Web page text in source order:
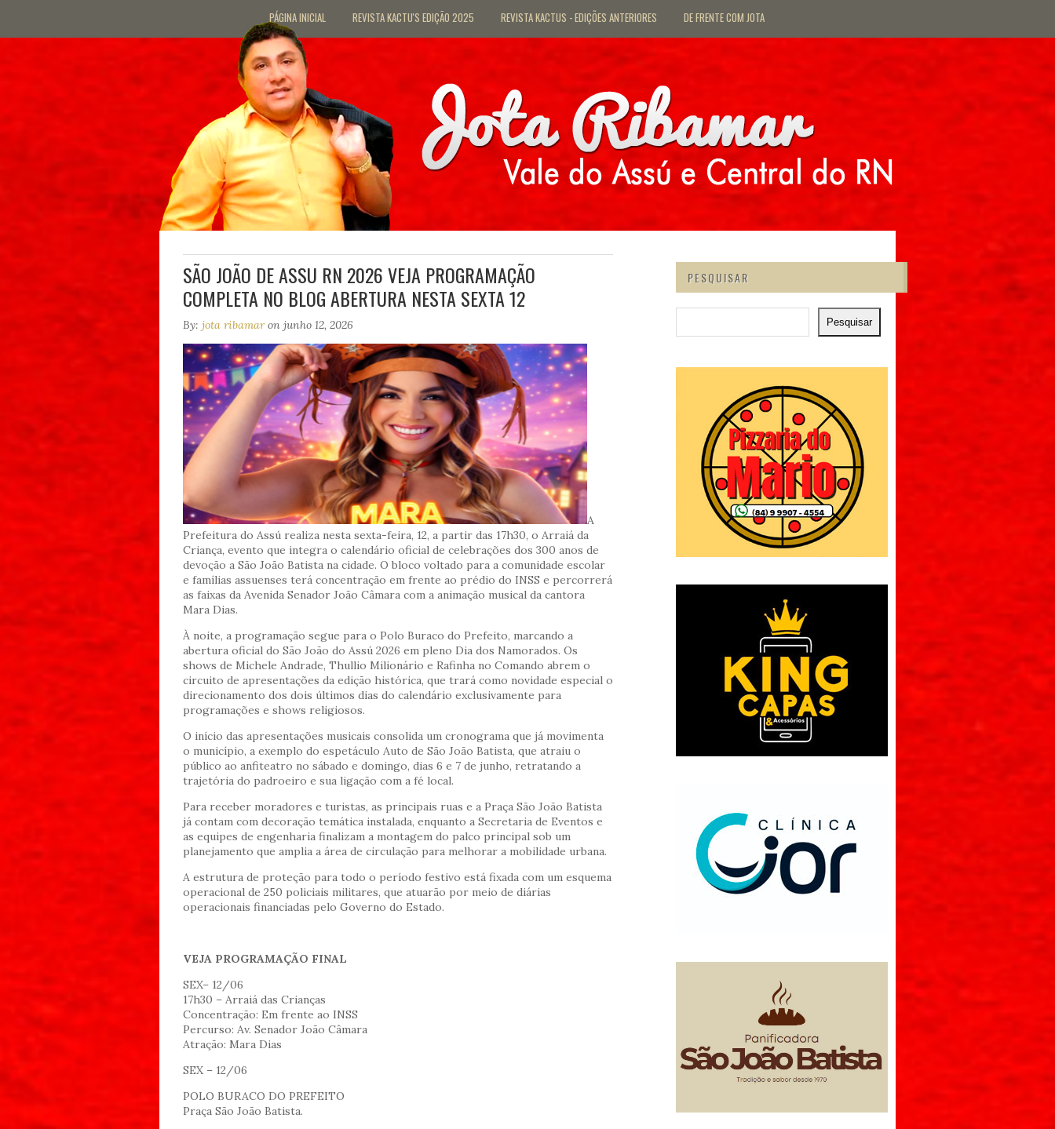
PÁGINA INICIAL REVISTA KACTU'S EDIÇÃO 2025 REVISTA KACTUS - EDIÇÕES ANTERIORES DE FRENTE COM JOTA
SÃO JOÃO DE ASSU RN 2026 VEJA PROGRAMAÇÃO
COMPLETA NO BLOG ABERTURA NESTA SEXTA 12
By: jota ribamar on junho 12, 2026
A
Prefeitura do Assú realiza nesta sexta-feira, 12, a partir das 17h30, o Arraiá da
Criança, evento que integra o calendário oficial de celebrações dos 300 anos de
devoção a São João Batista na cidade. O bloco voltado para a comunidade escolar
e famílias assuenses terá concentração em frente ao prédio do INSS e percorrerá
as faixas da Avenida Senador João Câmara com a animação musical da cantora
Mara Dias.
À noite, a programação segue para o Polo Buraco do Prefeito, marcando a
abertura oficial do São João do Assú 2026 em pleno Dia dos Namorados. Os
shows de Michele Andrade, Thullio Milionário e Rafinha no Comando abrem o
circuito de apresentações da edição histórica, que trará como novidade especial o
direcionamento dos dois últimos dias do calendário exclusivamente para
programações e shows religiosos.
O início das apresentações musicais consolida um cronograma que já movimenta
o município, a exemplo do espetáculo Auto de São João Batista, que atraiu o
público ao anfiteatro no sábado e domingo, dias 6 e 7 de junho, retratando a
trajetória do padroeiro e sua ligação com a fé local.
Para receber moradores e turistas, as principais ruas e a Praça São João Batista
já contam com decoração temática instalada, enquanto a Secretaria de Eventos e
as equipes de engenharia finalizam a montagem do palco principal sob um
planejamento que amplia a área de circulação para melhorar a mobilidade urbana.
A estrutura de proteção para todo o período festivo está fixada com um esquema
operacional de 250 policiais militares, que atuarão por meio de diárias
operacionais financiadas pelo Governo do Estado.
VEJA PROGRAMAÇÃO FINAL
SEX– 12/06
17h30 – Arraiá das Crianças
Concentração: Em frente ao INSS
Percurso: Av. Senador João Câmara
Atração: Mara Dias
SEX – 12/06
POLO BURACO DO PREFEITO
Praça São João Batista.
PESQUISAR